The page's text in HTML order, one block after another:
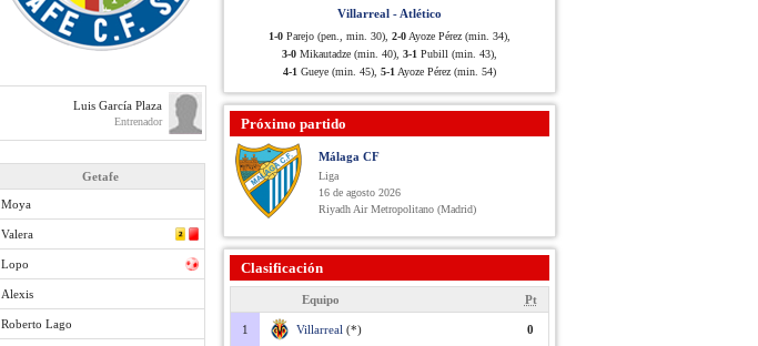
Luis García Plaza
Entrenador
Getafe
Moya
Valera
Lopo
Alexis
Roberto Lago
Villarreal - Atlético
1-0 Parejo (pen., min. 30), 2-0 Ayoze Pérez (min. 34),
3-0 Mikautadze (min. 40), 3-1 Pubill (min. 43),
4-1 Gueye (min. 45), 5-1 Ayoze Pérez (min. 54)
Próximo partido
Málaga CF
Liga
16 de agosto 2026
Riyadh Air Metropolitano (Madrid)
Clasificación
Equipo Pt
1 Villarreal (*) 0